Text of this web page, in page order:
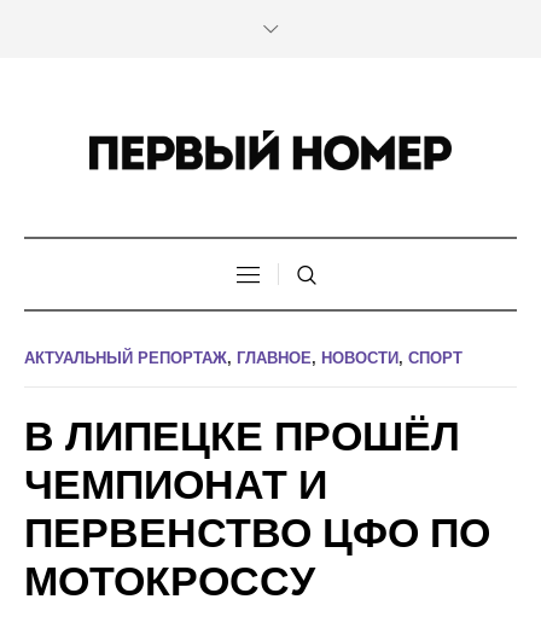
АКТУАЛЬНЫЙ РЕПОРТАЖ, ГЛАВНОЕ, НОВОСТИ , СПОРТ
В ЛИПЕЦКЕ ПРОШЁЛ
ЧЕМПИОНАТ И
ПЕРВЕНСТВО ЦФО ПО
МОТОКРОССУ